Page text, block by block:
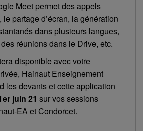
Meet permet des appels
partage d’écran, la génération
dans plusieurs langues,
réunions dans le Drive, etc.
disponible avec votre
Hainaut Enseignement
les devants et cette application
juin 21 sur vos sessions
EA et Condorcet.